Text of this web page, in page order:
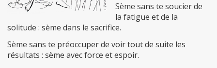
Sème sans te soucier de
la fatigue et de la
solitude : sème dans le sacrifice.
Sème sans te préoccuper de voir tout de suite les
résultats : sème avec force et espoir.